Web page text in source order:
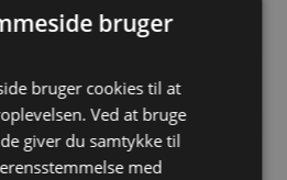
71 99 02 95
bruger
bruger cookies til at
Ved at bruge
giver du samtykke til
med